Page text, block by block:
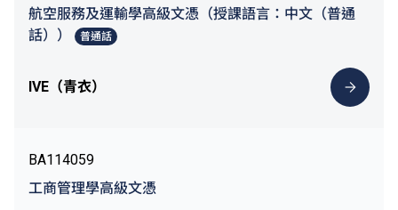
航空服務及運輸學高級文憑（授課語言：中文（普通
話））
普通話
IVE（青衣）
BA114059
工商管理學高級文憑